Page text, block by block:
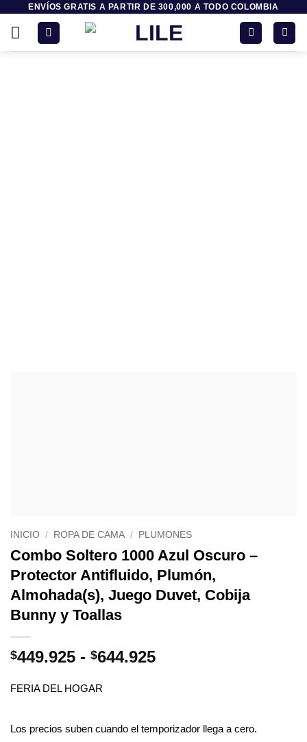
contenido
ENVÍOS GRATIS A PARTIR DE 300,000 A TODO COLOMBIA
INICIO / ROPA DE CAMA / PLUMONES
Combo Soltero 1000 Azul Oscuro –
Protector Antifluido, Plumón,
Almohada(s), Juego Duvet, Cobija
Bunny y Toallas
$449.925 - $644.925Rango
$449.925
hasta
FERIA DEL HOGAR
Los precios suben cuando el temporizador llega a cero.